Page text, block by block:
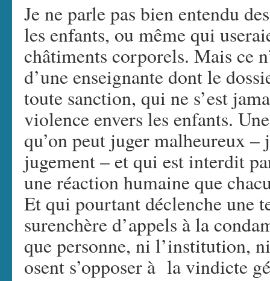
Je ne parle pas bien entendu
les enfants, ou même qui
châtiments corporels. Mais ce
d’une enseignante dont le
toute sanction, qui ne s’est
violence envers les enfants.
qu’on peut juger malheureux –
jugement – et qui est interdit
une réaction humaine que
Et qui pourtant déclenche une
surenchère d’appels à la
que personne, ni l’institution,
osent s’opposer à la vindicte